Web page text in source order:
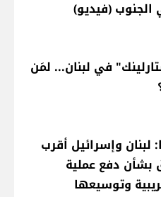
(فيديو)
في لبنان... لمَن
لبنان وإسرائيل أقرب
بشأن دفع عملية
وتوسيعها